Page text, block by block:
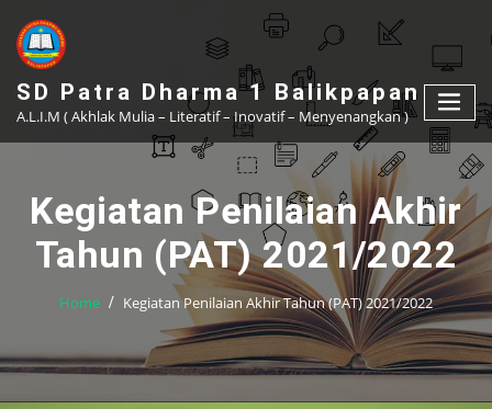
content
SD Patra Dharma 1 Balikpapan
A.L.I.M ( Akhlak Mulia – Literatif – Inovatif – Menyenangkan )
Kegiatan Penilaian Akhir
Tahun (PAT) 2021/2022
Home Kegiatan Penilaian Akhir Tahun (PAT) 2021/2022